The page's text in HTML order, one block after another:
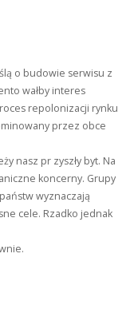
o budowie serwisu z
wałby interes
repolonizacji rynku
przez obce
nasz pr zyszły byt. Na
koncerny. Grupy
wyznaczają
cele. Rzadko jednak